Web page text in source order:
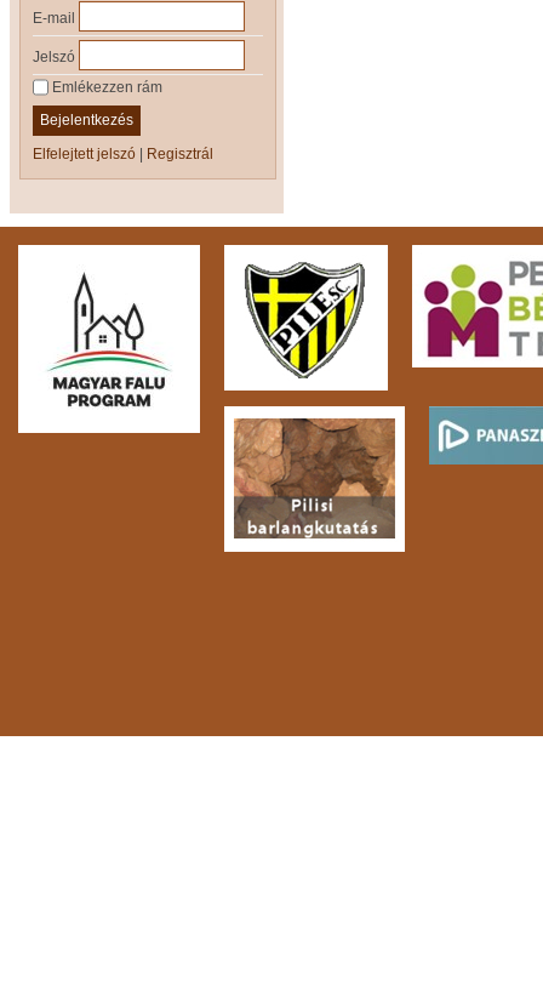
E-mail
Jelszó
Emlékezzen rám
Bejelentkezés
Elfelejtett jelszó | Regisztrál